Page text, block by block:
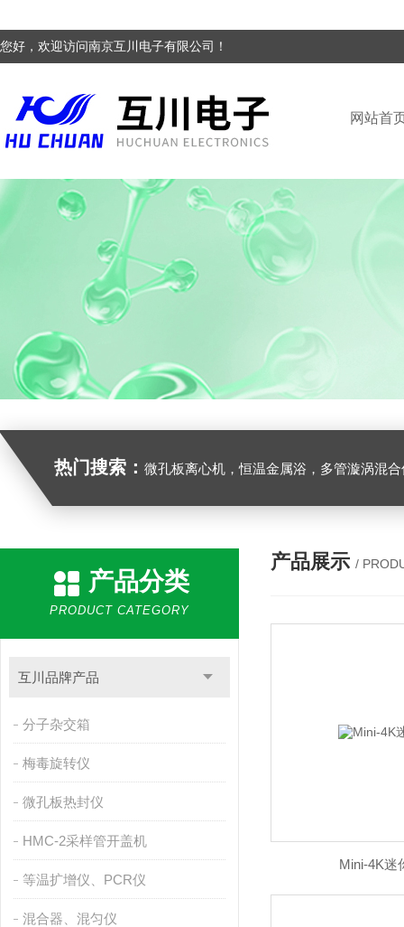
您好，欢迎访问南京互川电子有限公司！
网站首
热门搜索： 微孔板离心机，恒温金属浴，多管漩涡混合仪，梅毒旋转仪,红外线灭菌器，微孔板恒温振荡器，恒温混匀仪，水平摇床，牛奶抗生素恒
产品分类
PRODUCT CATEGORY
互川品牌产品
分子杂交箱
梅毒旋转仪
微孔板热封仪
HMC-2采样管开盖机
等温扩增仪、PCR仪
混合器、混匀仪
产品展示 /
Mini-4K迷